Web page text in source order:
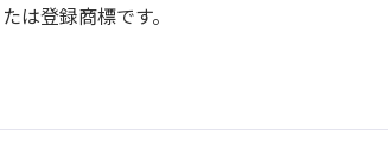
は登録商標です。